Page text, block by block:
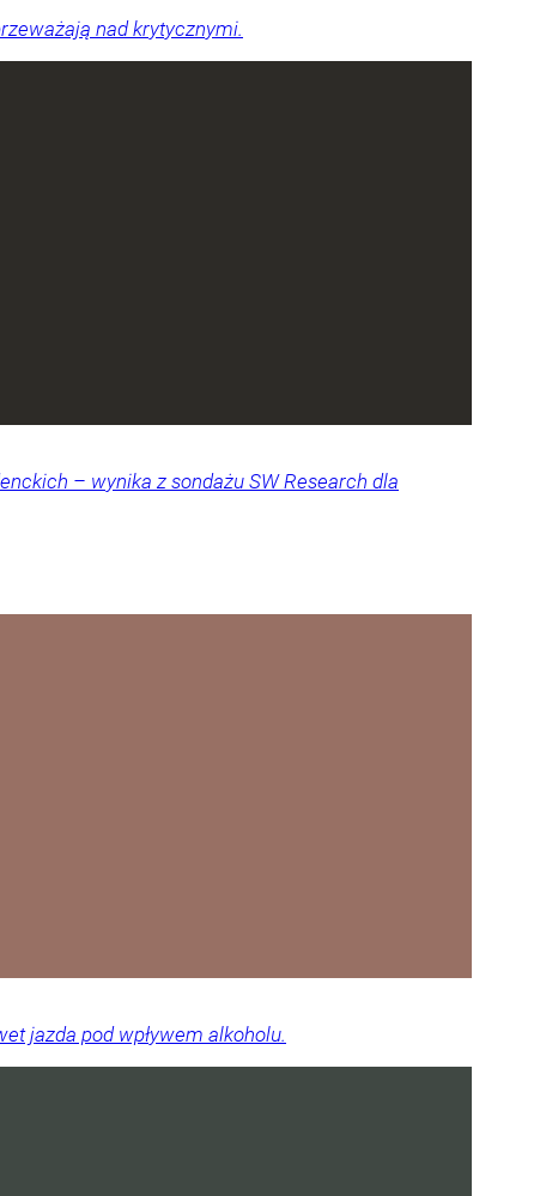
nad krytycznymi.
– wynika z sondażu SW Research dla
jazda pod wpływem alkoholu.